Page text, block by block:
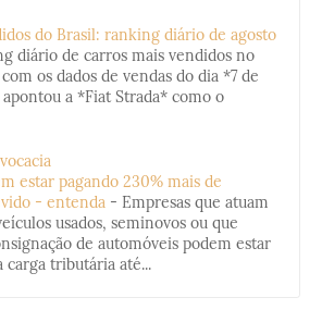
do Brasil: ranking diário de agosto
diário de carros mais vendidos no
os dados de vendas do dia *7 de
a *Fiat Strada* como o
estar pagando 230% mais de
- entenda - Empresas que atuam
usados, seminovos ou que
de automóveis podem estar
tributária até...